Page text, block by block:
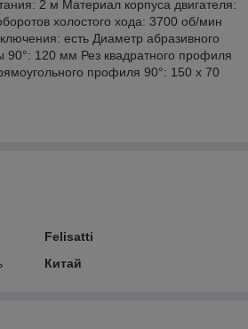
2 м Материал корпуса двигателя:
холостого хода: 3700 об/мин
есть Диаметр абразивного
90°: 120 мм Рез квадратного профиля
профиля 90°: 150 х 70
Felisatti
Китай